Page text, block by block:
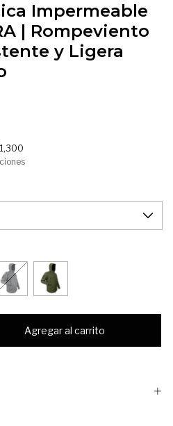
Impermeable
| Rompeviento
y Ligera